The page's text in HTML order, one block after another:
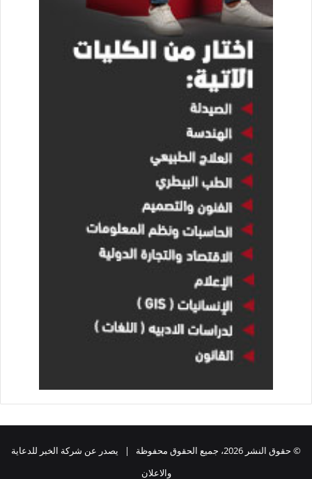
© حقوق النشر 2026، جميع الحقوق محفوظة | يصدر عن شركة الخبر للدعاية
والاعلان